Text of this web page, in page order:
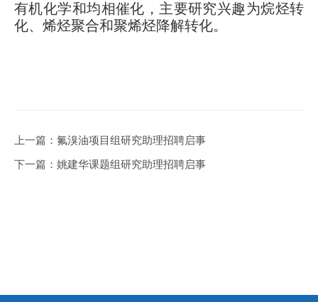
有机化学和均相催化，主要研究兴趣为烷烃转
化、烯烃聚合和聚烯烃降解转化。
上一篇： 氟溴油项目组研究助理招聘启事
下一篇： 姚建华课题组研究助理招聘启事